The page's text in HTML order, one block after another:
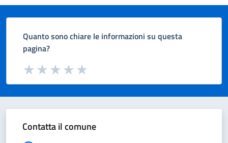
Quanto sono chiare le informazioni su questa
pagina?
Valuta da 1 a 5 stelle la pagina
Valuta 5 stelle su 5
Valuta 4 stelle su 5
Valuta 3 stelle su 5
Valuta 2 stelle su 5
Valuta 1 stelle su 5
Contatta il comune